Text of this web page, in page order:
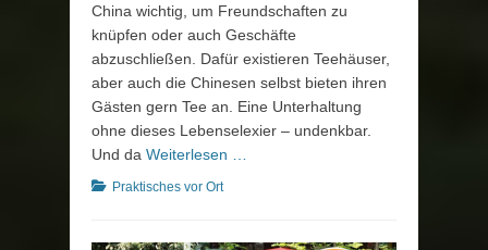
China wichtig, um Freundschaften zu
knüpfen oder auch Geschäfte
abzuschließen. Dafür existieren Teehäuser,
aber auch die Chinesen selbst bieten ihren
Gästen gern Tee an. Eine Unterhaltung
ohne dieses Lebenselexier – undenkbar.
Und da Weiterlesen …
Kategorien
Praktisches vor Ort